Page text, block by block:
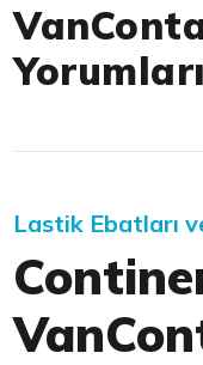
Yorumları
Lastik Ebatları